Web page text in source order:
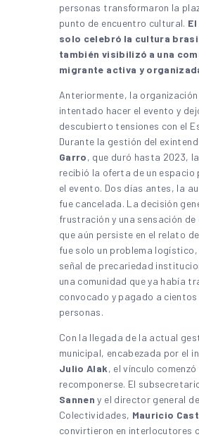
personas transformaron la
punto de encuentro cultural.
solo celebró la cultura
también visibilizó a una
migrante activa y
Anteriormente, la
intentado hacer el evento y
descubierto tensiones con el
Durante la gestión del
Garro, que duró hasta 2023,
recibió la oferta de un espacio
el evento. Dos días antes, la
fue cancelada. La decisión
frustración y una sensación
que aún persiste en el relato
fue solo un problema logístico,
señal de precariedad
una comunidad que ya había
convocado y pagado a cientos
personas.
Con la llegada de la actual
municipal, encabezada por el
Julio Alak, el vínculo comenzó
recomponerse. El
Sannen y el director general de
Colectividades, Mauricio
convirtieron en interlocutores